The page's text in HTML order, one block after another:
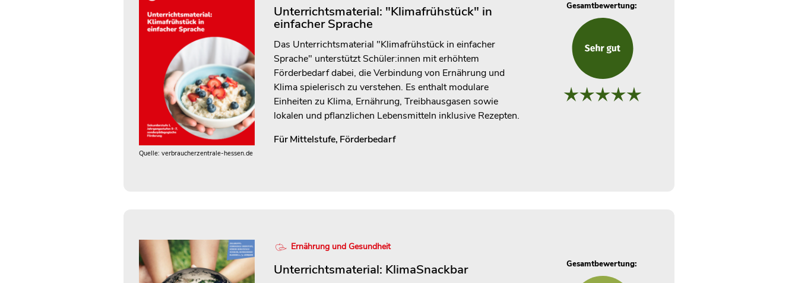
Quelle: verbraucherzentrale-hessen.de
Unterrichtsmaterial: "Klimafrühstück" in
einfacher Sprache
Das Unterrichtsmaterial "Klimafrühstück in einfacher
Sprache" unterstützt Schüler:innen mit erhöhtem
Förderbedarf dabei, die Verbindung von Ernährung und
Klima spielerisch zu verstehen. Es enthalt modulare
Einheiten zu Klima, Ernährung, Treibhausgasen sowie
lokalen und pflanzlichen Lebensmitteln inklusive Rezepten.
FürMittelstufe, Förderbedarf
Gesamtbewertung:
Ernährung und Gesundheit
Unterrichtsmaterial: KlimaSnackbar Gesamtbewertung: